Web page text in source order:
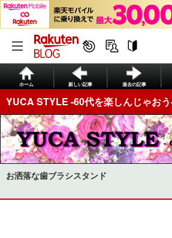
ホーム 新しい記事 過去の記事
YUCA STYLE -60代を楽しんじゃお
お洒落な歯ブラシスタンド